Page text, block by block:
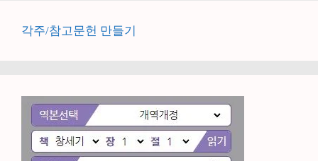
각주/참고문헌 만들기